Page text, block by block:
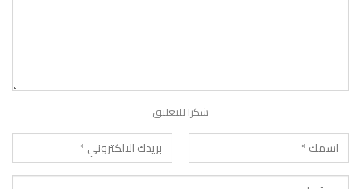
شكرا للتعليق